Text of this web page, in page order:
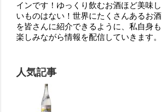
インです！ゆっくり飲むお酒ほど美味し
いものはない！世界にたくさんあるお酒
を皆さんに紹介できるように、私自身も
楽しみながら情報を配信していきます。
人気記事